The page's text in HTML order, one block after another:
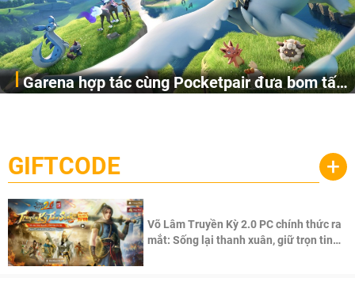
Garena hợp tác cùng Pocketpair đưa bom tấn
cầu, theo giấy phép chính thức từ công ty game Nhật Bản
Pocketpair, Inc.
GIFTCODE +
Võ Lâm Truyền Kỳ 2.0 PC chính thức ra
mắt: Sống lại thanh xuân, giữ trọn tinh